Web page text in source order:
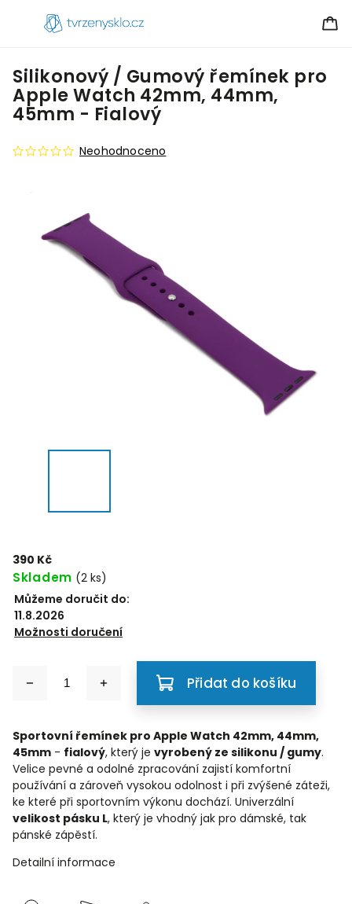
Silikonový / Gumový řemínek pro
Apple Watch 42mm, 44mm,
45mm - Fialový
Neohodnoceno
390 Kč
Skladem (2 ks)
Můžeme doručit do:
11.8.2026
Možnosti doručení
Přidat do košíku
Sportovní řemínek pro Apple Watch 42mm, 44mm,
45mm - fialový, který je vyrobený ze silikonu / gumy.
Velice pevné a odolné zpracování zajistí komfortní
používání a zároveň vysokou odolnost i při zvýšené záteži,
ke které při sportovním výkonu dochází. Univerzální
velikost pásku L, který je vhodný jak pro dámské, tak
pánské zápěstí.
Detailní informace